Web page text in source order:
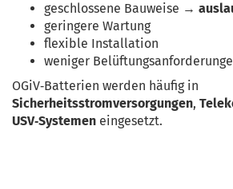
geschlossene Bauweise →
geringere Wartung
flexible Installation
weniger
Sicherheitsstromversorgungen,
USV‑Systemen eingesetzt.